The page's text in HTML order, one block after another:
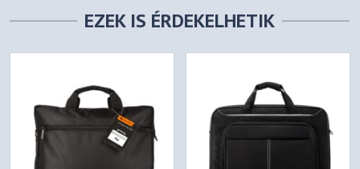
EZEK IS ÉRDEKELHETIK